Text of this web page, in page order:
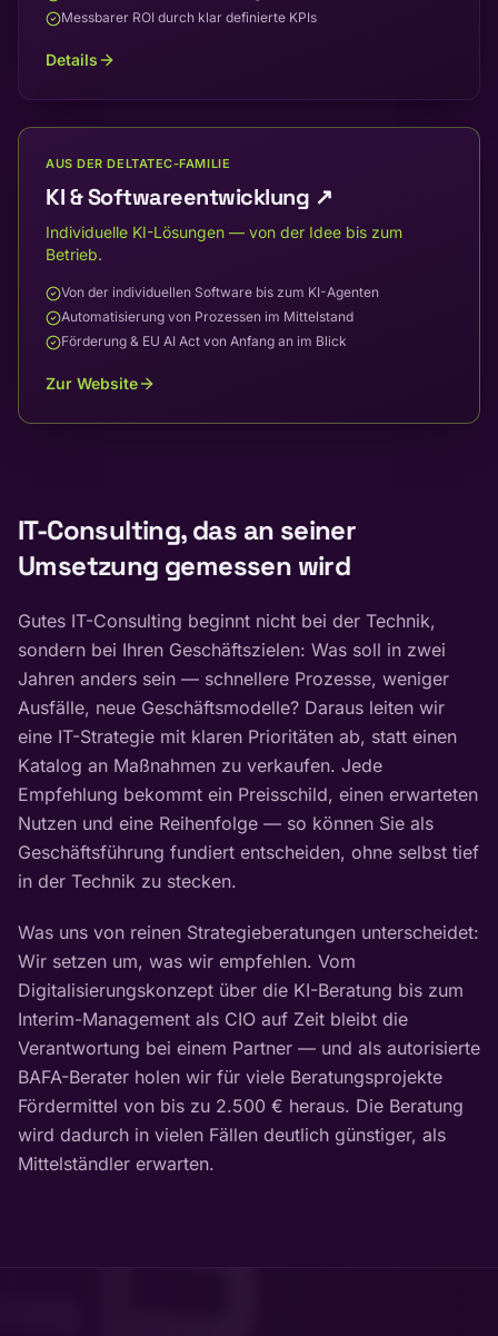
Messbarer ROI durch klar definierte KPIs
Details
AUS DER DELTATEC-FAMILIE
KI & Softwareentwicklung ↗
Individuelle KI-Lösungen — von der Idee bis zum
Betrieb.
Von der individuellen Software bis zum KI-Agenten
Automatisierung von Prozessen im Mittelstand
Förderung & EU AI Act von Anfang an im Blick
Zur Website
IT-Consulting, das an seiner
Umsetzung gemessen wird
Gutes IT-Consulting beginnt nicht bei der Technik,
sondern bei Ihren Geschäftszielen: Was soll in zwei
Jahren anders sein — schnellere Prozesse, weniger
Ausfälle, neue Geschäftsmodelle? Daraus leiten wir
eine IT-Strategie mit klaren Prioritäten ab, statt einen
Katalog an Maßnahmen zu verkaufen. Jede
Empfehlung bekommt ein Preisschild, einen erwarteten
Nutzen und eine Reihenfolge — so können Sie als
Geschäftsführung fundiert entscheiden, ohne selbst tief
in der Technik zu stecken.
Was uns von reinen Strategieberatungen unterscheidet:
Wir setzen um, was wir empfehlen. Vom
Digitalisierungskonzept über die KI-Beratung bis zum
Interim-Management als CIO auf Zeit bleibt die
Verantwortung bei einem Partner — und als autorisierte
BAFA-Berater holen wir für viele Beratungsprojekte
Fördermittel von bis zu 2.500 € heraus. Die Beratung
wird dadurch in vielen Fällen deutlich günstiger, als
Mittelständler erwarten.